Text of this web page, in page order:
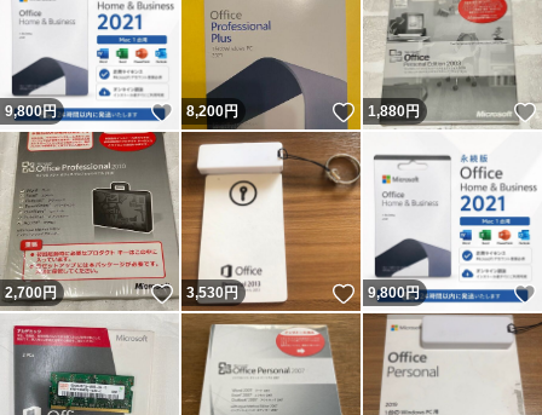
9,800円 いいね！
8,200円 いいね！
1,880円
2,700円 いいね！
3,530円 いいね！
9,800円